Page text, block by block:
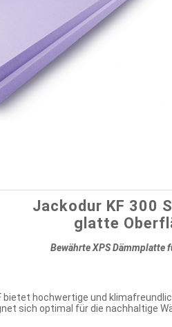
Jackodur KF 300
glatte
Bewährte XPS Dämmplatte
bietet hochwertige und
sich optimal für die nachhaltige